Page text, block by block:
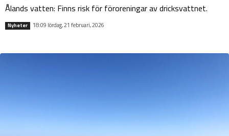
Ålands vatten: Finns risk för föroreningar av dricksvattnet.
Nyheter 18:09 lördag, 21 februari, 2026